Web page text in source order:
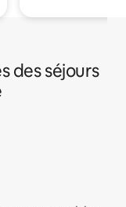
des séjours